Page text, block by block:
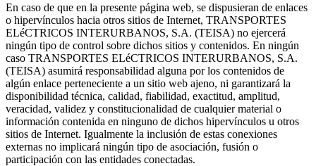
En caso de que en la presente página web, se dispusieran de enlaces
o hipervínculos hacia otros sitios de Internet, TRANSPORTES
ELéCTRICOS INTERURBANOS, S.A. (TEISA) no ejercerá
ningún tipo de control sobre dichos sitios y contenidos. En ningún
caso TRANSPORTES ELéCTRICOS INTERURBANOS, S.A.
(TEISA) asumirá responsabilidad alguna por los contenidos de
algún enlace perteneciente a un sitio web ajeno, ni garantizará la
disponibilidad técnica, calidad, fiabilidad, exactitud, amplitud,
veracidad, validez y constitucionalidad de cualquier material o
información contenida en ninguno de dichos hipervínculos u otros
sitios de Internet. Igualmente la inclusión de estas conexiones
externas no implicará ningún tipo de asociación, fusión o
participación con las entidades conectadas.